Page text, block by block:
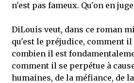
n'est pas fameux. Qu'on en juge
DiLouis veut, dans ce roman
qu'est le préjudice, comment
combien il est
comment il se perpétue à
humaines, de la méfiance, de